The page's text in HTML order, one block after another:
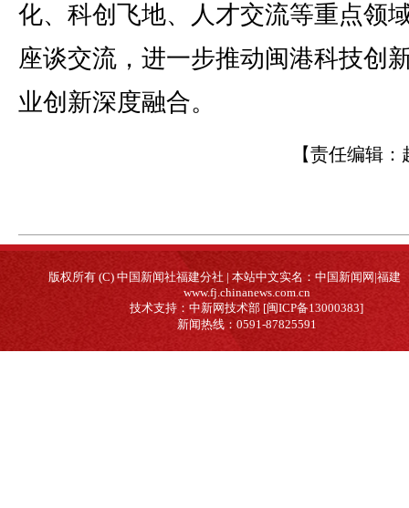
化、科创飞地、人才交流等重点领
座谈交流，进一步推动闽港科技创
业创新深度融合。
【责任编辑：
版权所有 (C) 中国新闻社福建分社 | 本站中文实名：中国新闻网|福建
www.fj.chinanews.com.cn
技术支持：中新网技术部 [闽ICP备13000383]
新闻热线：0591-87825591